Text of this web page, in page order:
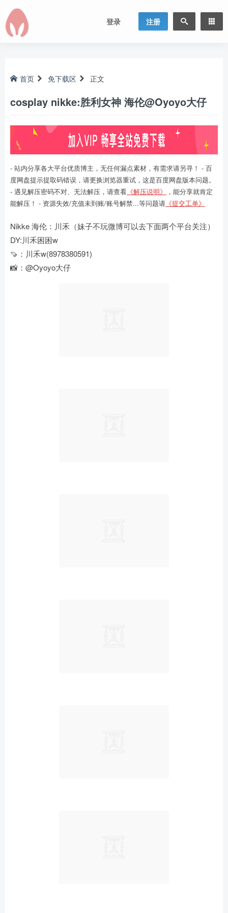
登录 注册
首页 免下载区 正文
cosplay nikke:胜利女神 海伦@Oyoyo大仔
- 站内分享各大平台优质博主，无任何漏点素材，有需求请另寻！ - 百
度网盘提示提取码错误，请更换浏览器重试，这是百度网盘版本问题。
- 遇见解压密码不对、无法解压，请查看 《解压说明》
，能分享就肯定
能解压！ - 资源失效/充值未到账/账号解禁...等问题请 《提交工单》
Nikke 海伦：川禾（妹子不玩微博可以去下面两个平台关注）
DY:川禾困困w
🍠：川禾w(8978380591)
📸：@Oyoyo大仔 ​​​